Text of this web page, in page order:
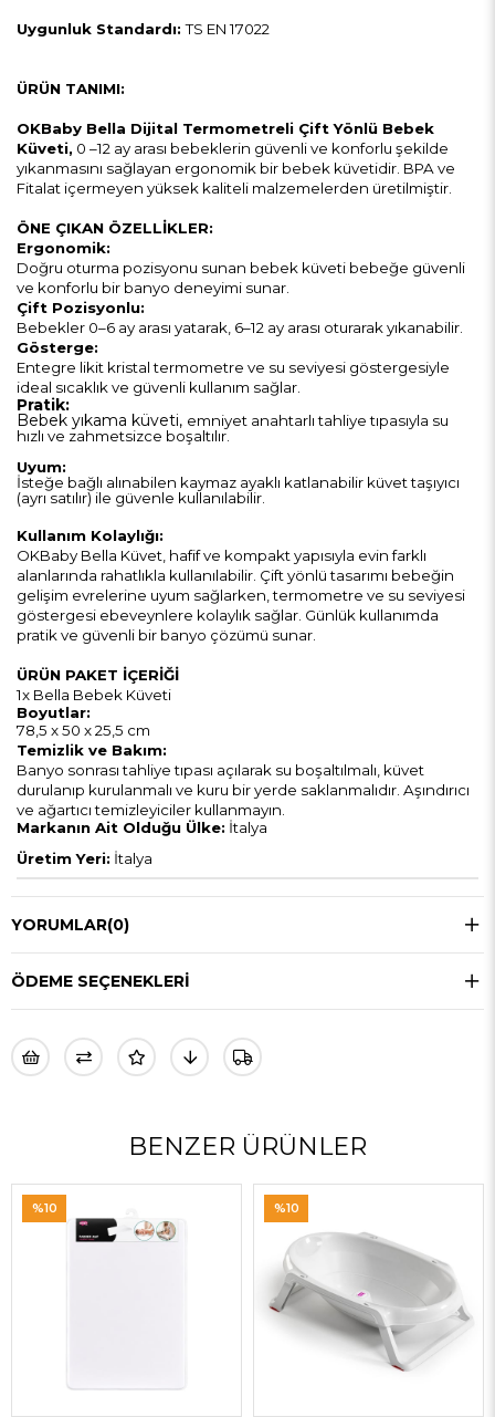
Uygunluk Standardı:TS EN 17022
ÜRÜN TANIMI:
OKBaby Bella Dijital Termometreli Çift Yönlü Bebek
Küveti, 0 –12 ay arası bebeklerin güvenli ve konforlu şekilde
yıkanmasını sağlayan ergonomik bir bebek küvetidir. BPA ve
Fitalat içermeyen yüksek kaliteli malzemelerden üretilmiştir.
ÖNE ÇIKAN ÖZELLİKLER:
Ergonomik:
Doğru oturma pozisyonu sunan bebek küveti bebeğe güvenli
ve konforlu bir banyo deneyimi sunar.
Çift Pozisyonlu:
Bebekler 0–6 ay arası yatarak, 6–12 ay arası oturarak yıkanabilir.
Gösterge:
Entegre likit kristal termometre ve su seviyesi göstergesiyle
ideal sıcaklık ve güvenli kullanım sağlar.
Pratik:
Bebek yıkama küveti, emniyet anahtarlı tahliye tıpasıyla su
hızlı ve zahmetsizce boşaltılır.
Uyum:
İsteğe bağlı alınabilen kaymaz ayaklı katlanabilir küvet taşıyıcı
(ayrı satılır) ile güvenle kullanılabilir.
Kullanım Kolaylığı:
OKBaby Bella Küvet, hafif ve kompakt yapısıyla evin farklı
alanlarında rahatlıkla kullanılabilir. Çift yönlü tasarımı bebeğin
gelişim evrelerine uyum sağlarken, termometre ve su seviyesi
göstergesi ebeveynlere kolaylık sağlar. Günlük kullanımda
pratik ve güvenli bir banyo çözümü sunar.
ÜRÜN PAKET İÇERİĞİ
1x Bella Bebek Küveti
Boyutlar:
78,5 x 50 x 25,5 cm
Temizlik ve Bakım:
Banyo sonrası tahliye tıpası açılarak su boşaltılmalı, küvet
durulanıp kurulanmalı ve kuru bir yerde saklanmalıdır. Aşındırıcı
ve ağartıcı temizleyiciler kullanmayın.
Markanın Ait Olduğu Ülke: İtalya
Üretim Yeri: İtalya
YORUMLAR(0)
ÖDEME SEÇENEKLERI
BENZER ÜRÜNLER